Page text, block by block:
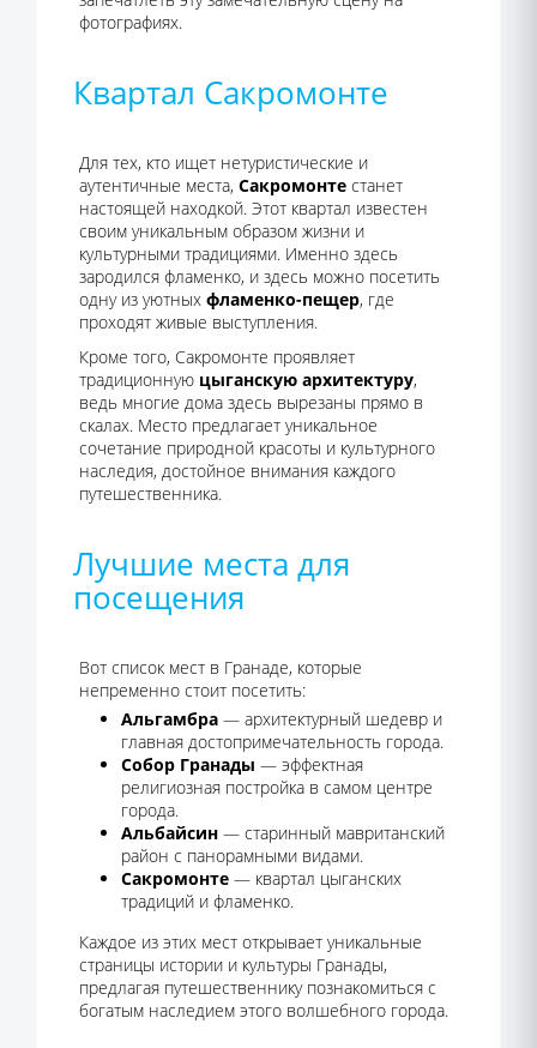
фотографиях.
Квартал Сакромонте
Для тех, кто ищет нетуристические и
аутентичные места, Сакромонте станет
настоящей находкой. Этот квартал известен
своим уникальным образом жизни и
культурными традициями. Именно здесь
зародился фламенко, и здесь можно посетить
одну из уютных фламенко-пещер, где
проходят живые выступления.
Кроме того, Сакромонте проявляет
традиционную цыганскую архитектуру,
ведь многие дома здесь вырезаны прямо в
скалах. Место предлагает уникальное
сочетание природной красоты и культурного
наследия, достойное внимания каждого
путешественника.
Лучшие места для
посещения
Вот список мест в Гранаде, которые
непременно стоит посетить:
Альгамбра — архитектурный шедевр и
главная достопримечательность города.
Собор Гранады — эффектная
религиозная постройка в самом центре
города.
Альбайсин — старинный мавританский
район с панорамными видами.
Сакромонте — квартал цыганских
традиций и фламенко.
Каждое из этих мест открывает уникальные
страницы истории и культуры Гранады,
предлагая путешественнику познакомиться с
богатым наследием этого волшебного города.